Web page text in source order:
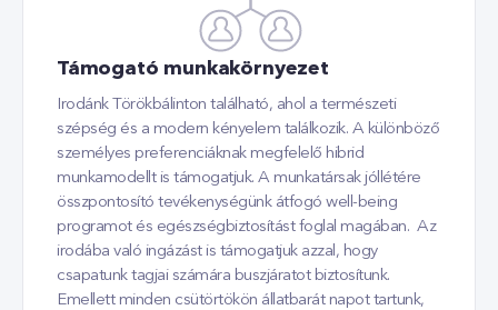
Támogató munkakörnyezet
Irodánk Törökbálinton található, ahol a természeti
szépség és a modern kényelem találkozik. A különböző
személyes preferenciáknak megfelelő hibrid
munkamodellt is támogatjuk. A munkatársak jóllétére
összpontosító tevékenységünk átfogó well-being
programot és egészségbiztosítást foglal magában. Az
irodába való ingázást is támogatjuk azzal, hogy
csapatunk tagjai számára buszjáratot biztosítunk.
Emellett minden csütörtökön állatbarát napot tartunk,